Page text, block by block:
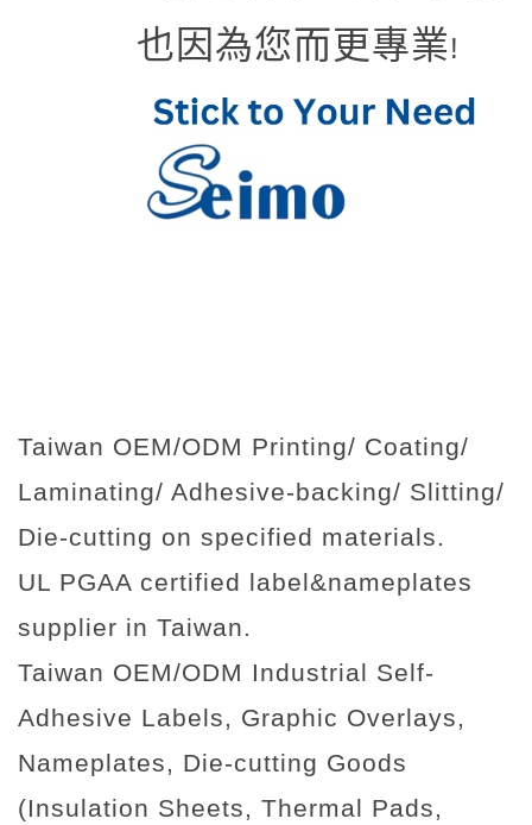
也因為您而更專業!
Taiwan OEM/ODM Printing/ Coating/
Laminating/ Adhesive-backing/ Slitting/
Die-cutting on specified materials.
UL PGAA certified label&nameplates
supplier in Taiwan.
Taiwan OEM/ODM Industrial Self-
Adhesive Labels, Graphic Overlays,
Nameplates, Die-cutting Goods
(Insulation Sheets, Thermal Pads,